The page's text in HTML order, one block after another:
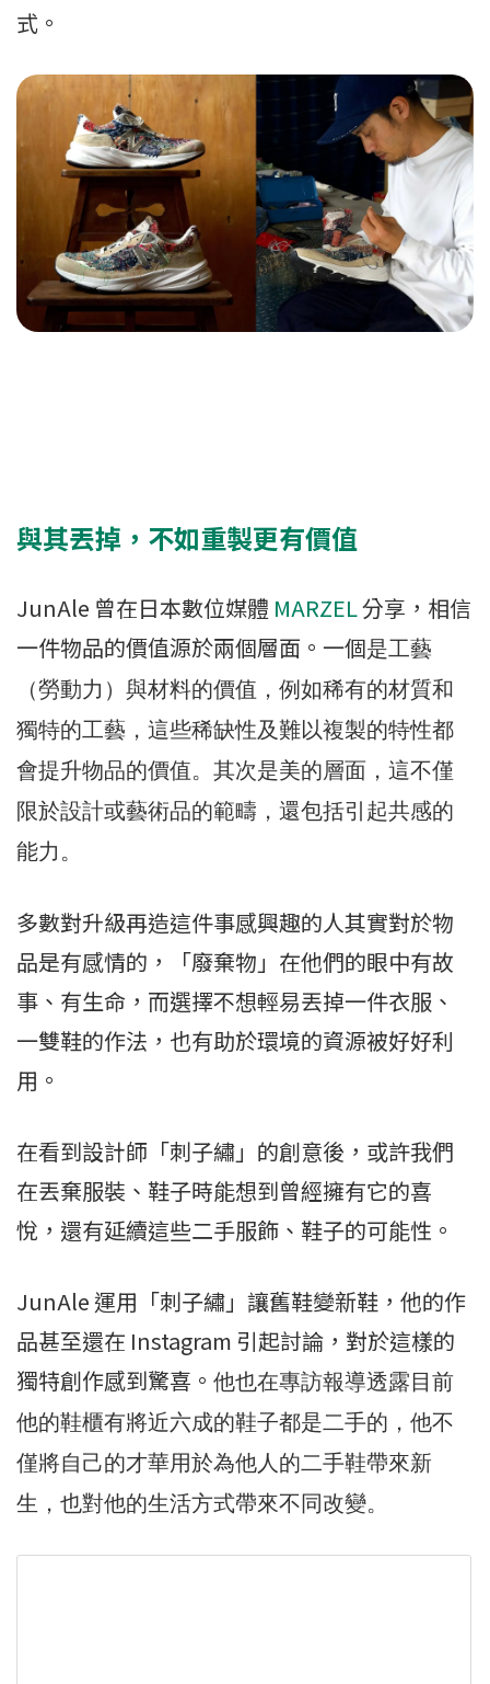
式。
與其丟掉，不如重製更有價值
JunAle 曾在日本數位媒體 MARZEL分享，相信
一件物品的價值源於兩個層面。一個是工藝
（勞動力）與材料的價值，例如稀有的材質和
獨特的工藝，這些稀缺性及難以複製的特性都
會提升物品的價值。其次是美的層面，這不僅
限於設計或藝術品的範疇，還包括引起共感的
能力。
多數對升級再造這件事感興趣的人其實對於物
品是有感情的，「廢棄物」在他們的眼中有故
事、有生命，而選擇不想輕易丟掉一件衣服、
一雙鞋的作法，也有助於環境的資源被好好利
用。
在看到設計師「刺子繡」的創意後，或許我們
在丟棄服裝、鞋子時能想到曾經擁有它的喜
悅，還有延續這些二手服飾、鞋子的可能性。
JunAle 運用「刺子繡」讓舊鞋變新鞋，他的作
品甚至還在 Instagram 引起討論，對於這樣的
獨特創作感到驚喜。 他也在專訪報導透露目前
他的鞋櫃有將近六成的鞋子都是二手的，他不
僅將自己的才華用於為他人的二手鞋帶來新
生，也對他的生活方式帶來不同改變。